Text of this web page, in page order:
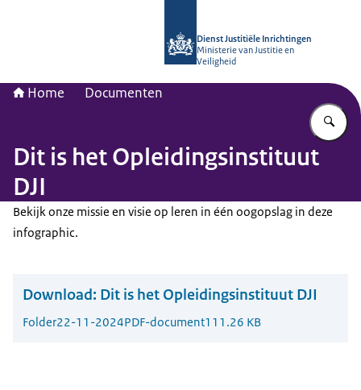
Dienst Justitiële Inrichtingen
Ministerie van Justitie en
Veiligheid
Home Documenten
Dit is het Opleidingsinstituut
DJI
Bekijk onze missie en visie op leren in één oogopslag in deze
infographic.
Download: Dit is het Opleidingsinstituut DJI
Folder22-11-2024PDF-document111.26 KB